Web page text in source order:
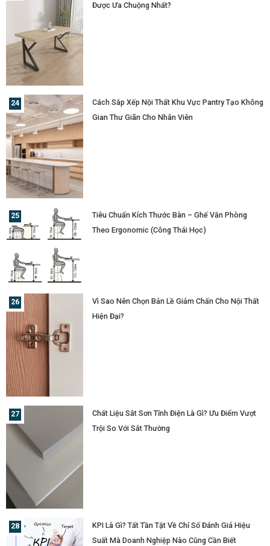
Được Ưa Chuộng Nhất?
Cách Sắp Xếp Nội Thất Khu Vực Pantry Tạo Không
Gian Thư Giãn Cho Nhân Viên
Tiêu Chuẩn Kích Thước Bàn – Ghế Văn Phòng
Theo Ergonomic (Công Thái Học)
Vì Sao Nên Chọn Bản Lề Giảm Chấn Cho Nội Thất
Hiện Đại?
Chất Liệu Sắt Sơn Tĩnh Điện Là Gì? Ưu Điểm Vượt
Trội So Với Sắt Thường
KPI Là Gì? Tất Tần Tật Về Chỉ Số Đánh Giá Hiệu
Suất Mà Doanh Nghiệp Nào Cũng Cần Biết